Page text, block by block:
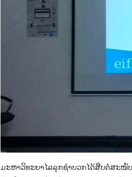
ມະຫາວິທະຍາໄລລຸກຊຳບວກໄດ້ສືບຕໍ່ສະໜັ